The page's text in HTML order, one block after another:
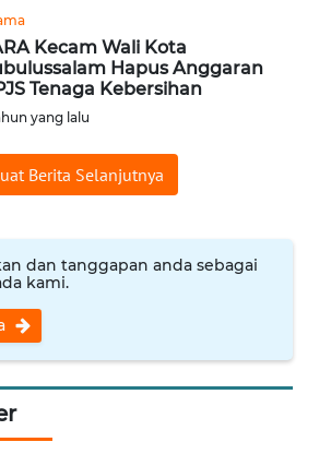
Kecam Wali Kota
Hapus Anggaran
Tenaga Kebersihan
yang lalu
Berita Selanjutnya
dan tanggapan anda sebagai
kami.